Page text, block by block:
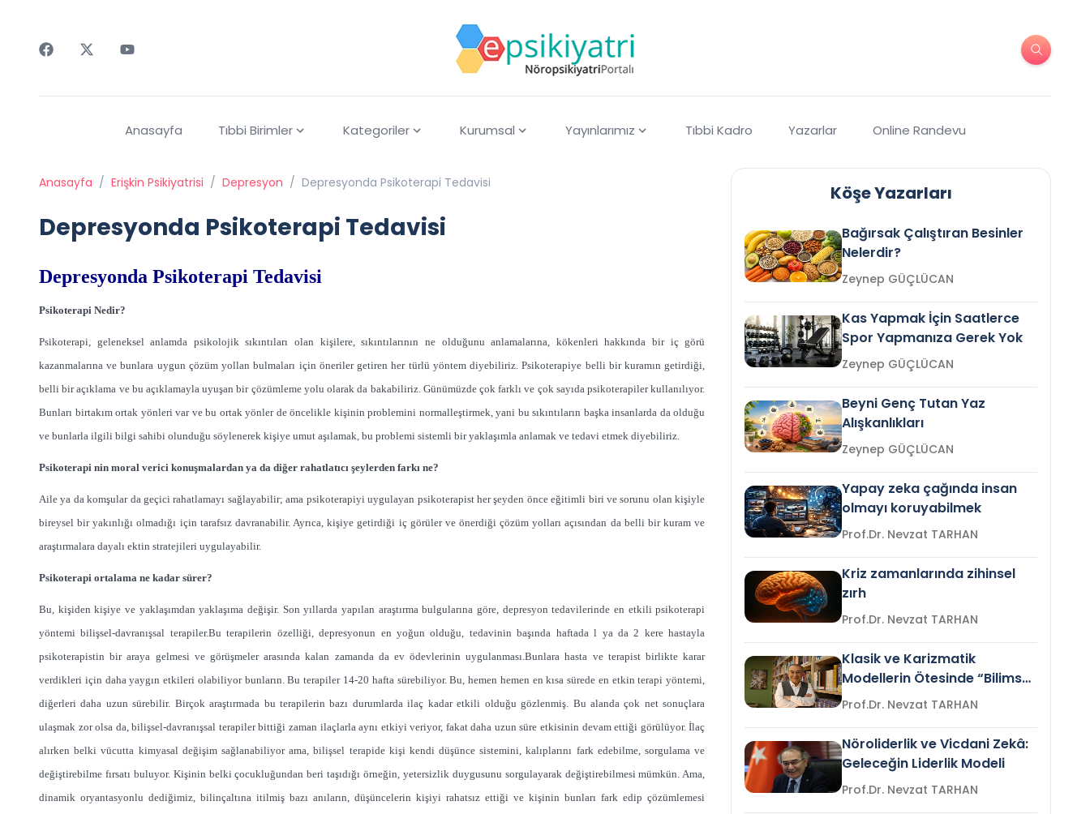
Anasayfa Tıbbi Birimler Kategoriler Kurumsal Yayınlarımız Tıbbi Kadro Yazarlar Online Randevu
Anasayfa / Erişkin Psikiyatrisi / Depresyon / Depresyonda Psikoterapi Tedavisi
Depresyonda Psikoterapi Tedavisi
Depresyonda Psikoterapi Tedavisi
Psikoterapi Nedir?
Psikoterapi, geleneksel anlamda psikolojik sıkıntıları olan kişilere, sıkıntılarının ne olduğunu anlamalarına, kökenleri hakkında bir iç görü
kazanmalarına ve bunlara uygun çözüm yollan bulmaları için öneriler getiren her türlü yöntem diyebiliriz. Psikoterapiye belli bir kuramın getirdiği,
belli bir açıklama ve bu açıklamayla uyuşan bir çözümleme yolu olarak da bakabiliriz. Günümüzde çok farklı ve çok sayıda psikoterapiler kullanılıyor.
Bunları birtakım ortak yönleri var ve bu ortak yönler de öncelikle kişinin problemini normalleştirmek, yani bu sıkıntıların başka insanlarda da olduğu
ve bunlarla ilgili bilgi sahibi olunduğu söylenerek kişiye umut aşılamak, bu problemi sistemli bir yaklaşımla anlamak ve tedavi etmek diyebiliriz.
Psikoterapi nin moral verici konuşmalardan ya da diğer rahatlatıcı şeylerden farkı ne?
Aile ya da komşular da geçici rahatlamayı sağlayabilir; ama psikoterapiyi uygulayan psikoterapist her şeyden önce eğitimli biri ve sorunu olan kişiyle
bireysel bir yakınlığı olmadığı için tarafsız davranabilir. Ayrıca, kişiye getirdiği iç görüler ve önerdiği çözüm yolları açısından da belli bir kuram ve
araştırmalara dayalı ektin stratejileri uygulayabilir.
Psikoterapi ortalama ne kadar sürer?
Bu, kişiden kişiye ve yaklaşımdan yaklaşıma değişir. Son yıllarda yapılan araştırma bulgularına göre, depresyon tedavilerinde en etkili psikoterapi
yöntemi bilişsel-davranışsal terapiler.Bu terapilerin özelliği, depresyonun en yoğun olduğu, tedavinin başında haftada l ya da 2 kere hastayla
psikoterapistin bir araya gelmesi ve görüşmeler arasında kalan zamanda da ev ödevlerinin uygulanması.Bunlara hasta ve terapist birlikte karar
verdikleri için daha yaygın etkileri olabiliyor bunların. Bu terapiler 14-20 hafta sürebiliyor. Bu, hemen hemen en kısa sürede en etkin terapi yöntemi,
diğerleri daha uzun sürebilir. Birçok araştırmada bu terapilerin bazı durumlarda ilaç kadar etkili olduğu gözlenmiş. Bu alanda çok net sonuçlara
ulaşmak zor olsa da, bilişsel-davranışsal terapiler bittiği zaman ilaçlarla aynı etkiyi veriyor, fakat daha uzun süre etkisinin devam ettiği görülüyor. İlaç
alırken belki vücutta kimyasal değişim sağlanabiliyor ama, bilişsel terapide kişi kendi düşünce sistemini, kalıplarını fark edebilme, sorgulama ve
değiştirebilme fırsatı buluyor. Kişinin belki çocukluğundan beri taşıdığı örneğin, yetersizlik duygusunu sorgulayarak değiştirebilmesi mümkün. Ama,
dinamik oryantasyonlu dediğimiz, bilinçaltına itilmiş bazı anıların, düşüncelerin kişiyi rahatsız ettiği ve kişinin bunları fark edip çözümlemesi
Köşe Yazarları
Bağırsak Çalıştıran Besinler
Nelerdir?
Zeynep GÜÇLÜCAN
Kas Yapmak İçin Saatlerce
Spor Yapmanıza Gerek Yok
Zeynep GÜÇLÜCAN
Beyni Genç Tutan Yaz
Alışkanlıkları
Zeynep GÜÇLÜCAN
Yapay zeka çağında insan
olmayı koruyabilmek
Prof.Dr. Nevzat TARHAN
Kriz zamanlarında zihinsel
zırh
Prof.Dr. Nevzat TARHAN
Klasik ve Karizmatik
Modellerin Ötesinde “Bilimsel
Liderlik”
Prof.Dr. Nevzat TARHAN
Nöroliderlik ve Vicdani Zekâ:
Geleceğin Liderlik Modeli
Prof.Dr. Nevzat TARHAN